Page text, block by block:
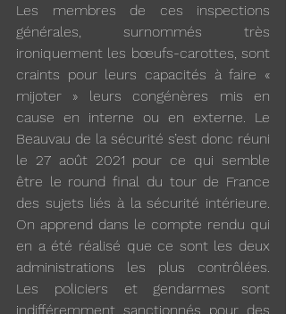
Les membres de ces inspections
générales, surnommés très
ironiquement les bœufs-carottes, sont
craints pour leurs capacités à faire «
mijoter » leurs congénères mis en
cause en interne ou en externe. Le
Beauvau de la sécurité s’est donc réuni
le 27 août 2021 pour ce qui semble
être le round final du tour de France
des sujets liés à la sécurité intérieure.
On apprend dans le compte rendu qui
en a été réalisé que ce sont les deux
administrations les plus contrôlées.
Les policiers et gendarmes sont
indifféremment sanctionnés pour des